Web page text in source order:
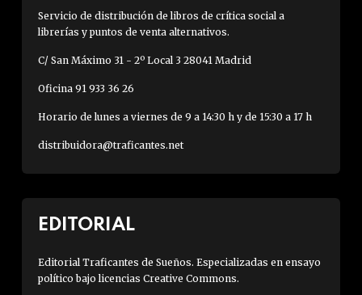
Servicio de distribución de libros de crítica social a
librerías y puntos de venta alternativos.
C/ San Máximo 31 - 2º Local 3 28041 Madrid
Oficina 91 933 36 26
Horario de lunes a viernes de 9 a 14:30 h y de 15:30 a 17 h
distribuidora@traficantes.net
EDITORIAL
Editorial Traficantes de Sueños. Especializadas en ensayo
político bajo licencias Creative Commons.